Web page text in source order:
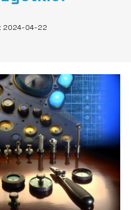
2024-04-22